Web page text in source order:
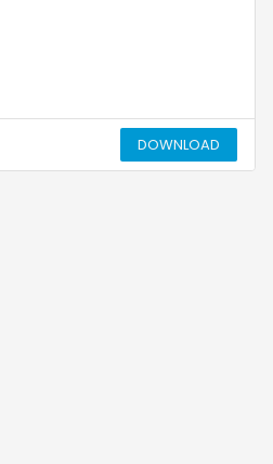
DOWNLOAD